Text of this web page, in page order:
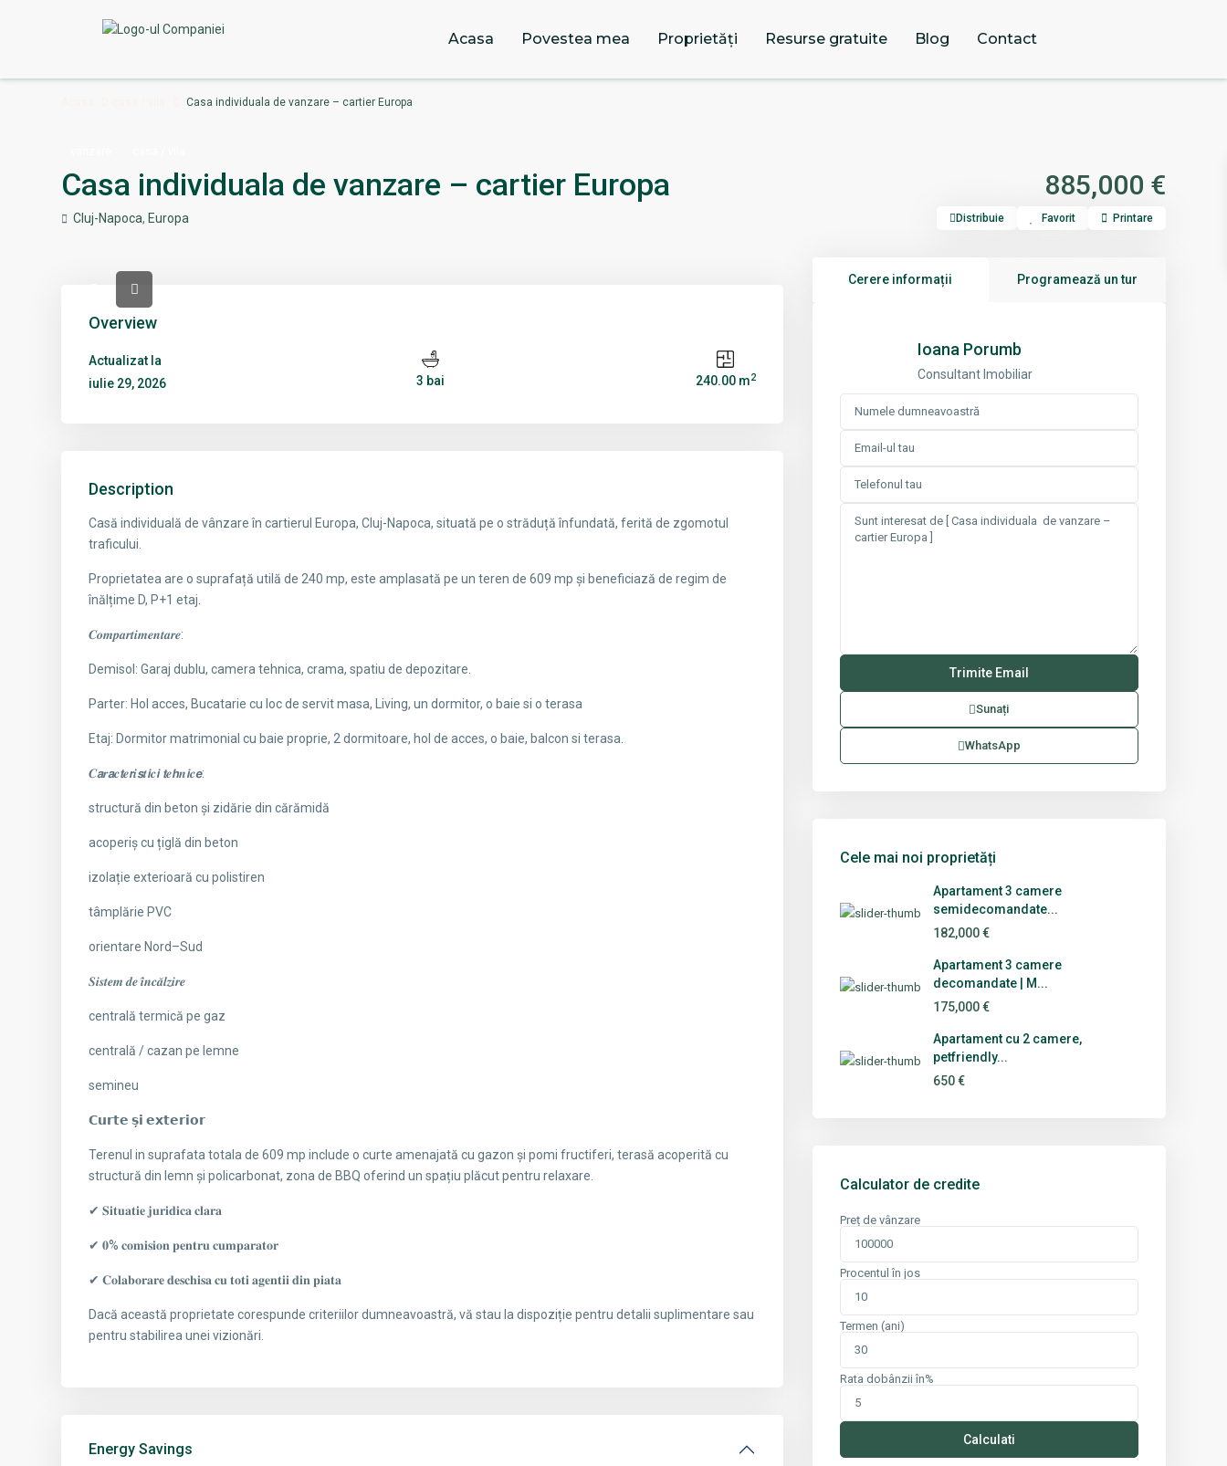
Acasa Povestea mea Proprietăți Resurse gratuite Blog Contact
Casa individuala de vanzare – cartier Europa
Casa individuala de vanzare – cartier Europa 885,000 €
Cluj-Napoca, Europa Distribuie Favorit Printare
Overview
Actualizat la
iulie 29, 2026
3 bai 240.00 m2
Description
Casă individuală de vânzare în cartierul Europa, Cluj-Napoca, situată pe o străduță înfundată, ferită de zgomotul
traficului.
Proprietatea are o suprafață utilă de 240 mp, este amplasată pe un teren de 609 mp și beneficiază de regim de
înălțime D, P+1 etaj.
𝑪𝒐𝒎𝒑𝒂𝒓𝒕𝒊𝒎𝒆𝒏𝒕𝒂𝒓𝒆:
Demisol: Garaj dublu, camera tehnica, crama, spatiu de depozitare.
Parter: Hol acces, Bucatarie cu loc de servit masa, Living, un dormitor, o baie si o terasa
Etaj: Dormitor matrimonial cu baie proprie, 2 dormitoare, hol de acces, o baie, balcon si terasa.
𝑪𝙖𝒓𝙖𝒄𝙩𝒆𝙧𝒊𝙨𝒕𝙞𝒄𝙞 𝙩𝒆𝙝𝒏𝙞𝒄𝙚:
structură din beton și zidărie din cărămidă
acoperiș cu țiglă din beton
izolație exterioară cu polistiren
tâmplărie PVC
orientare Nord–Sud
𝑺𝒊𝒔𝒕𝒆𝒎 𝒅𝒆 𝒊̂𝒏𝒄𝒂̆𝒍𝒛𝒊𝒓𝒆
centrală termică pe gaz
centrală / cazan pe lemne
semineu
𝗖𝘂𝗿𝘁𝗲 𝘀̦𝗶 𝗲𝘅𝘁𝗲𝗿𝗶𝗼𝗿
Terenul in suprafata totala de 609 mp include o curte amenajată cu gazon și pomi fructiferi, terasă acoperită cu
structură din lemn și policarbonat, zona de BBQ oferind un spațiu plăcut pentru relaxare.
✔ 𝐒𝐢𝐭𝐮𝐚𝐭𝐢𝐞 𝐣𝐮𝐫𝐢𝐝𝐢𝐜𝐚 𝐜𝐥𝐚𝐫𝐚
✔ 𝟎% 𝐜𝐨𝐦𝐢𝐬𝐢𝐨𝐧 𝐩𝐞𝐧𝐭𝐫𝐮 𝐜𝐮𝐦𝐩𝐚𝐫𝐚𝐭𝐨𝐫
✔ 𝐂𝐨𝐥𝐚𝐛𝐨𝐫𝐚𝐫𝐞 𝐝𝐞𝐬𝐜𝐡𝐢𝐬𝐚 𝐜𝐮 𝐭𝐨𝐭𝐢 𝐚𝐠𝐞𝐧𝐭𝐢𝐢 𝐝𝐢𝐧 𝐩𝐢𝐚𝐭𝐚
Dacă această proprietate corespunde criteriilor dumneavoastră, vă stau la dispoziție pentru detalii suplimentare sau
pentru stabilirea unei vizionări.
Energy Savings
Cerere informații Programează un tur
Ioana Porumb
Consultant Imobiliar
Sunați
WhatsApp
Cele mai noi proprietăți
Apartament 3 camere
semidecomandate...
182,000 €
Apartament 3 camere
decomandate | M...
175,000 €
Apartament cu 2 camere,
petfriendly...
650 €
Calculator de credite
Preț de vânzare
Procentul în jos
Termen (ani)
Rata dobânzii în%
Calculati